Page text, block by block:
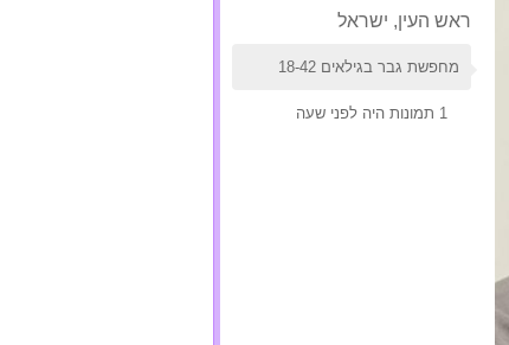
ראש העין, ישראל
מחפשת גבר בגילאים 18-42
1 תמונות היה לפני שעה